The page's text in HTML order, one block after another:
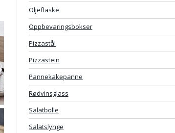
Oljeflaske
Oppbevaringsbokser
Pizzastål
Pizzastein
Pannekakepanne
Rødvinsglass
Salatbolle
Salatslynge